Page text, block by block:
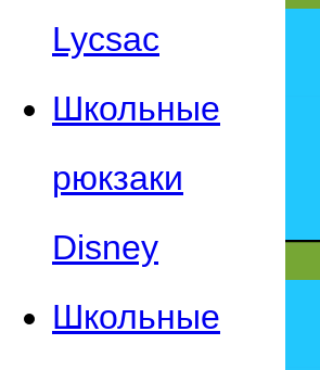
Lycsac
Школьные
рюкзаки
Disney
Школьные